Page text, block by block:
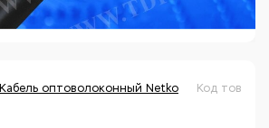
Кабель оптоволоконный Netko Код